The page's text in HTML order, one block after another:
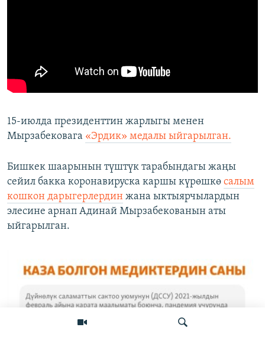
15-июлда президенттин жарлыгы менен
Мырзабековага «Эрдик» медалы ыйгарылган.
Бишкек шаарынын түштүк тарабындагы жаңы
сейил бакка коронавируска каршы күрөшкө салым
кошкон дарыгерлердин жана ыктыярчылардын
элесине арнап Адинай Мырзабекованын аты
ыйгарылган.